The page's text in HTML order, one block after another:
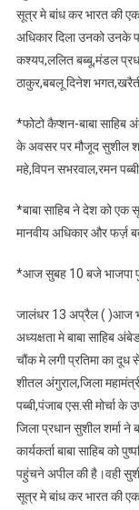
सूत्र मे बांध कर भारत की
अधिकार दिला उनको उनके
कश्यप,ललित बब्बू,मंडल
ठाकुर,बबलू दिनेश
*फोटो कैप्शन-बाबा साहिब
के अवसर पर मौजूद सुशील
महे,विपन सभरवाल,रमन
*बाबा साहिब ने देश को
मानवीय अधिकार और फर्ज़
*आज सुबह 10 बजे भाजपा
जालंधर 13 अप्रैल ( )आज
अध्यक्षता मे बाबा साहिब
चौंक मे लगी प्रतिमा का दूध
शीतल अंगुराल,जिला
पब्बी,पंजाब एस.सी मोर्चा
जिला प्रधान सुशील शर्मा
कार्यकर्ता बाबा साहिब को
पहुंचने अपील की है।वही
सूत्र मे बांध कर भारत की